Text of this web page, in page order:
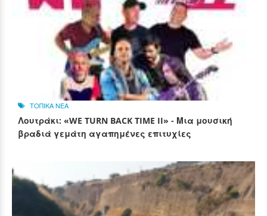
ΤΟΠΙΚΑ ΝΕΑ
Λουτράκι: «WE TURN BACK TIME II» - Μια μουσική
βραδιά γεμάτη αγαπημένες επιτυχίες